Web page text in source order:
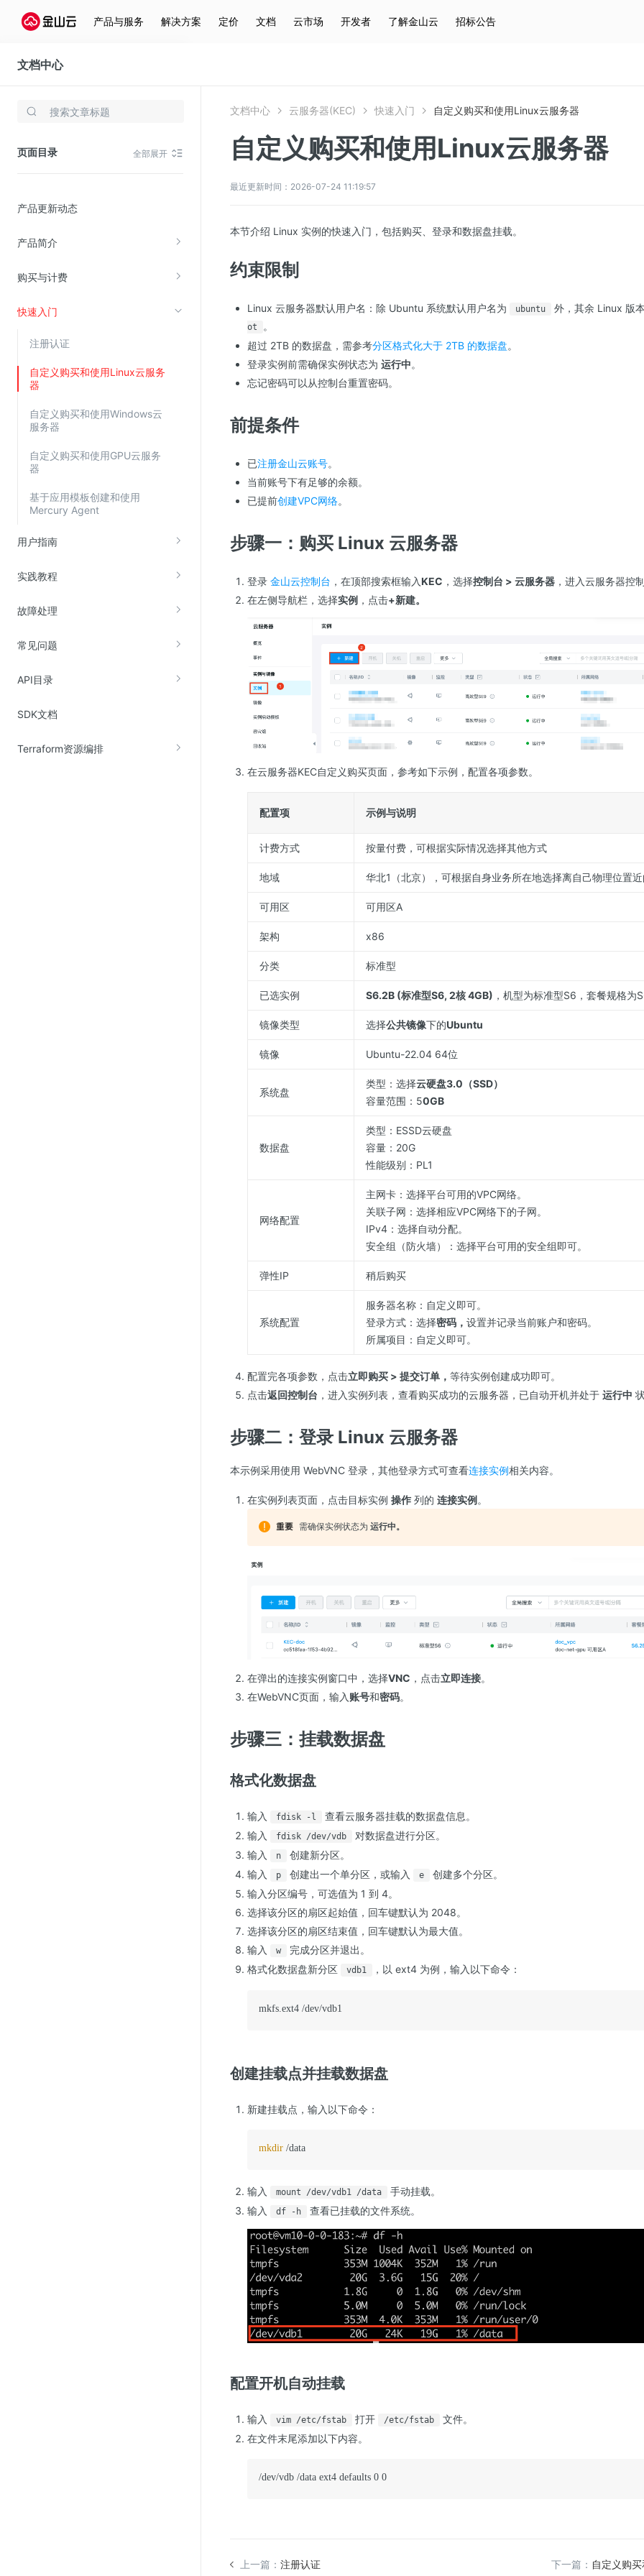
产品与服务 解决方案 定价 文档 云市场 开发者 了解金山云 招标公告
文档中心
云服务器(KEC)
页面目录 全部展开
产品更新动态
产品简介
购买与计费
快速入门
注册认证
自定义购买和使用Linux云服务
器
自定义购买和使用Windows云
服务器
自定义购买和使用GPU云服务
器
基于应用模板创建和使用
Mercury Agent
用户指南
实践教程
故障处理
常见问题
API目录
SDK文档
Terraform资源编排
存储与云分发
云硬盘(EBS)
在线迁移服务
视频云服务
云直播(KLS)
云转码(KET)
边缘节点计算
云安全
金山云云防火墙
大模型应用防火墙
渗透测试
高防IP(KAD)
Web应用防火墙(WAF)
云安全中心
文档中心 云服务器(KEC) 快速入门 自定义购买和使用Linux云服务器
自定义购买和使用Linux云服务器
最近更新时间：2026-07-24 11:19:57
本节介绍 Linux 实例的快速入门，包括购买、登录和数据盘挂载。
约束限制
Linux 云服务器默认用户名：除 Ubuntu 系统默认用户名为 ubuntu 外，其余 Linux 版
ot
。
超过 2TB 的数据盘，需参考分区格式化大于 2TB 的数据盘。
登录实例前需确保实例状态为 运行中。
忘记密码可以从控制台重置密码。
前提条件
已注册金山云账号。
当前账号下有足够的余额。
已提前创建VPC网络。
步骤一：购买 Linux 云服务器
登录 金山云控制台 ，在顶部搜索框输入KEC ，选择控制台 > 云服务器 ，进入云服务器控
在左侧导航栏，选择实例 ，点击+新建。
在云服务器KEC自定义购买页面，参考如下示例，配置各项参数。
配置项 示例与说明
计费方式 按量付费，可根据实际情况选择其他方式
地域 华北1（北京），可根据自身业务所在地选择离自己物理位置
可用区 可用区A
架构 x86
分类 标准型
已选实例 S6.2B (标准型S6, 2核 4GB) ，机型为标准型S6，套餐规格为
镜像类型 选择公共镜像下的Ubuntu
镜像 Ubuntu-22.04 64位
系统盘
类型：选择云硬盘3.0（SSD）
容量范围：50GB
数据盘
类型：ESSD云硬盘
容量：20G
性能级别：PL1
网络配置
主网卡：选择平台可用的VPC网络。
关联子网：选择相应VPC网络下的子网。
IPv4：选择自动分配。
安全组（防火墙）：选择平台可用的安全组即可。
弹性IP 稍后购买
系统配置
服务器名称：自定义即可。
登录方式：选择密码， 设置并记录当前账户和密码。
所属项目：自定义即可。
配置完各项参数，点击立即购买 > 提交订单， 等待实例创建成功即可。
点击返回控制台 ，进入实例列表，查看购买成功的云服务器，已自动开机并处于 运行中
步骤二：登录 Linux 云服务器
本示例采用使用 WebVNC 登录，其他登录方式可查看连接实例相关内容。
在实例列表页面，点击目标实例 操作 列的 连接实例。
需确保实例状态为 运行中。
在弹出的连接实例窗口中，选择VNC ，点击立即连接。
在WebVNC页面，输入 账号和密码。
步骤三：挂载数据盘
格式化数据盘
输入 fdisk -l
查看云服务器挂载的数据盘信息。
输入
fdisk /dev/vdb
对数据盘进行分区。
输入
n
创建新分区。
输入
p 创建出一个单分区，或输入 e
创建多个分区。
输入分区编号，可选值为 1 到 4。
选择该分区的扇区起始值，回车键默认为 2048。
选择该分区的扇区结束值，回车键默认为最大值。
输入
w
完成分区并退出。
格式化数据盘新分区
vdb1 ，以 ext4 为例，输入以下命令：
mkfs.ext4 /dev/vdb1
创建挂载点并挂载数据盘
新建挂载点，输入以下命令：
mkdir /data
输入 mount /dev/vdb1 /data
手动挂载。
输入
df -h 查看已挂载的文件系统。
配置开机自动挂载
输入 vim /etc/fstab 打开 /etc/fstab
文件。
在文件末尾添加以下内容。
/dev/vdb /data ext4 defaults 0 0
上一篇： 注册认证 下一篇： 自定义购